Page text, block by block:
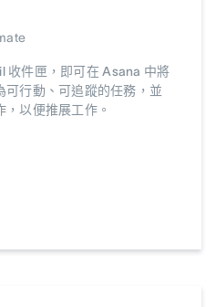
收件匣，即可在 Asana 中將
可行動、可追蹤的任務，並
，以便推展工作。